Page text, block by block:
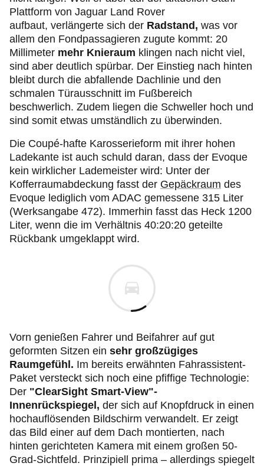
Plattform von Jaguar Land Rover
aufbaut, verlängerte sich der Radstand, was vor
allem den Fondpassagieren zugute kommt: 20
Millimeter mehr Knieraum klingen nach nicht viel,
sind aber deutlich spürbar. Der Einstieg nach hinten
bleibt durch die abfallende Dachlinie und den
schmalen Türausschnitt im Fußbereich
beschwerlich. Zudem liegen die Schweller hoch und
sind somit etwas umständlich zu überwinden.
Die Coupé-hafte Karosserieform mit ihrer hohen
Ladekante ist auch schuld daran, dass der Evoque
kein wirklicher Lademeister wird: Unter der
Kofferraumabdeckung fasst der Gepäckraum des
Evoque lediglich vom ADAC gemessene 315 Liter
(Werksangabe 472). Immerhin fasst das Heck 1200
Liter, wenn die im Verhältnis 40:20:20 geteilte
Rückbank umgeklappt wird.
Vorn genießen Fahrer und Beifahrer auf gut
geformten Sitzen ein sehr großzügiges
Raumgefühl. Im bereits erwähnten Fahrassistent-
Paket versteckt sich noch eine pfiffige Technologie:
Der "ClearSight Smart-View"-
Innenrückspiegel, der sich auf Knopfdruck in einen
hochauflösenden Bildschirm verwandelt. Er zeigt
das Bild einer auf dem Dach montierten, nach
hinten gerichteten Kamera mit einem großen 50-
Grad-Sichtfeld. Prinzipiell prima – allerdings spiegelt